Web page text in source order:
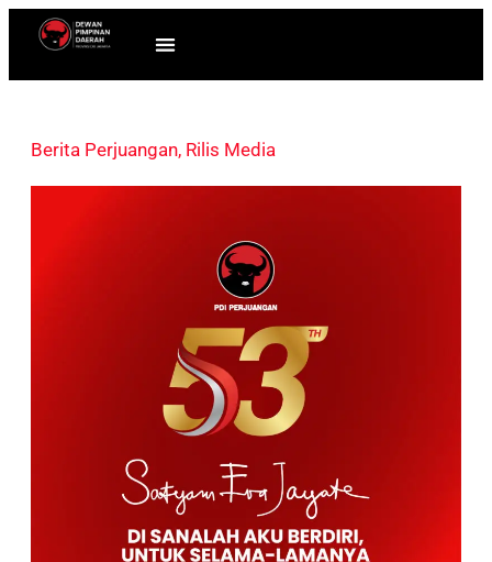
Berita Perjuangan, Rilis Media